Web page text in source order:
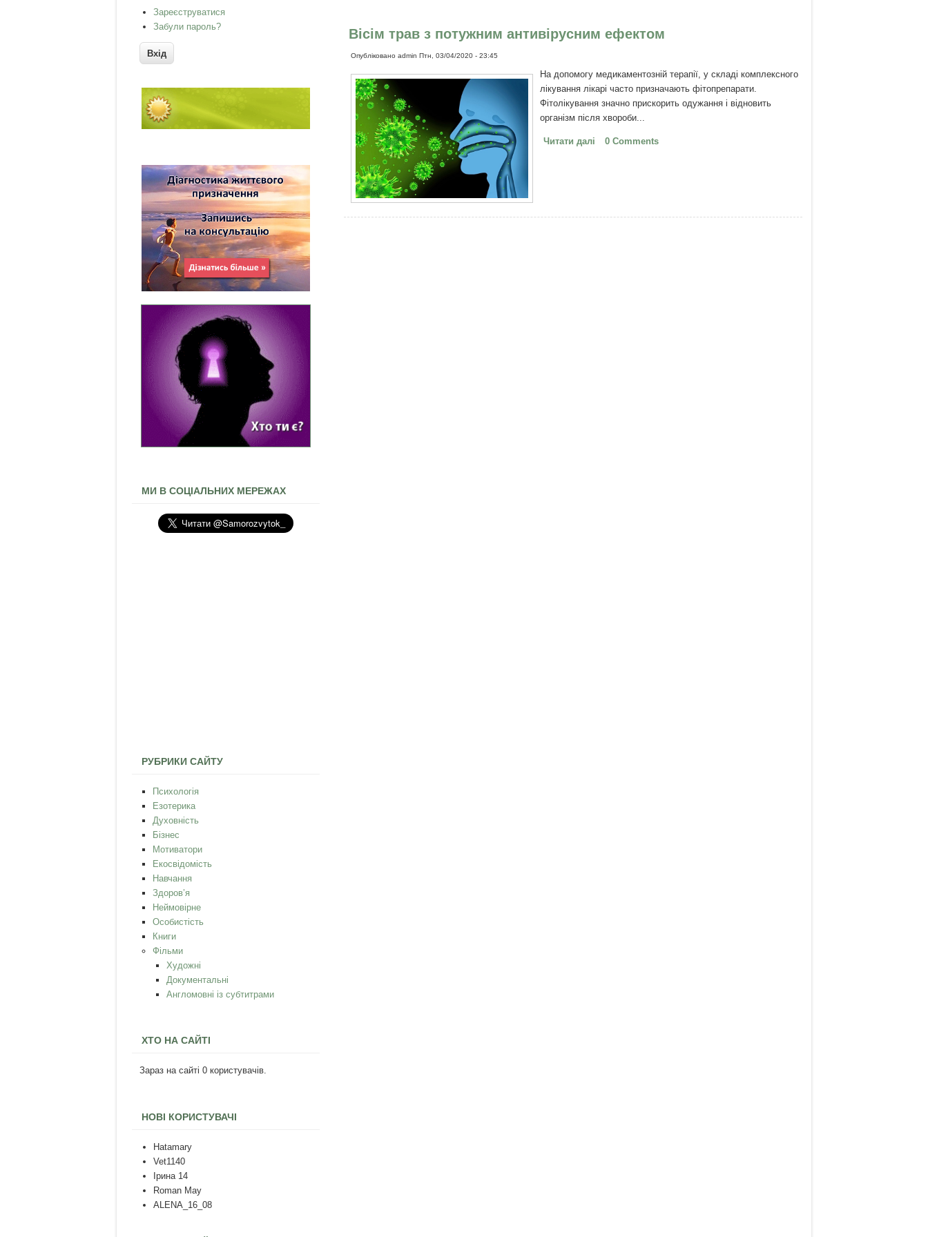
Вісім трав з потужним антивірусним ефектом
Опублікованоadmin Птн, 03/04/2020 - 23:45
На допомогу медикаментозній терапії, у складі комплексного
лікування лікарі часто призначають фітопрепарати.
Фітолікування значно прискорить одужання і відновить
організм після хвороби...
Читати далі про Вісім трав з потужним антивірусним
0 Comments
Зареєструватися
Забули пароль?
МИ В СОЦІАЛЬНИХ МЕРЕЖАХ
РУБРИКИ САЙТУ
Психологія
Езотерика
Духовність
Бізнес
Мотиватори
Екосвідомість
Навчання
Здоров’я
Неймовірне
Особистість
Книги
Фільми
Художні
Документальні
Англомовні із субтитрами
ХТО НА САЙТІ
Зараз на сайті 0 користувачів.
НОВІ КОРИСТУВАЧІ
Hatamary
Vet1140
Ірина 14
Roman May
ALENA_16_08